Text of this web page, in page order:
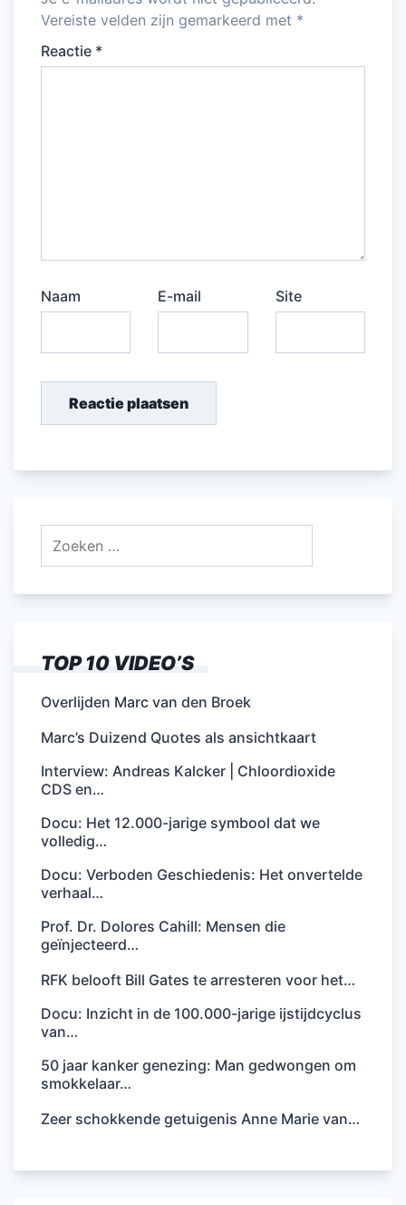
Vereiste velden zijn gemarkeerd met *
Reactie *
Naam E-mail Site
Zoeken
TOP 10 VIDEO’S
Overlijden Marc van den Broek
Marc’s Duizend Quotes als ansichtkaart
Interview: Andreas Kalcker | Chloordioxide
CDS en…
Docu: Het 12.000-jarige symbool dat we
volledig…
Docu: Verboden Geschiedenis: Het onvertelde
verhaal…
Prof. Dr. Dolores Cahill: Mensen die
geïnjecteerd…
RFK belooft Bill Gates te arresteren voor het…
Docu: Inzicht in de 100.000-jarige ijstijdcyclus
van…
50 jaar kanker genezing: Man gedwongen om
smokkelaar…
Zeer schokkende getuigenis Anne Marie van…